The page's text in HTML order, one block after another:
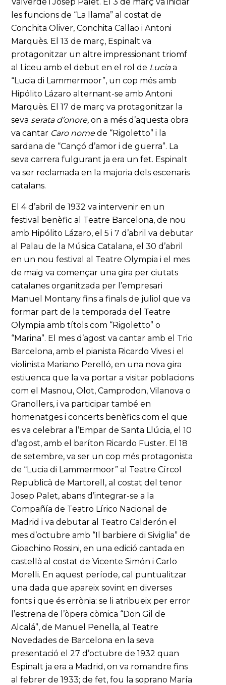
les funcions de “La llama” al costat de
Conchita Oliver, Conchita Callao i Antoni
Marquès. El 13 de març, Espinalt va
protagonitzar un altre impressionant triomf
al Liceu amb el debut en el rol de Luciaa
“Lucia di Lammermoor”, un cop més amb
Hipólito Lázaro alternant-se amb Antoni
Marquès. El 17 de març va protagonitzar la
seva serata d’onore, on a més d’aquesta obra
va cantar Caro nomede “Rigoletto” i la
sardana de “Cançó d’amor i de guerra”. La
seva carrera fulgurant ja era un fet. Espinalt
va ser reclamada en la majoria dels escenaris
catalans.
El 4 d’abril de 1932 va intervenir en un
festival benèfic al Teatre Barcelona, de nou
amb Hipólito Lázaro, el 5 i 7 d’abril va debutar
al Palau de la Música Catalana, el 30 d’abril
en un nou festival al Teatre Olympia i el mes
de maig va començar una gira per ciutats
catalanes organitzada per l’empresari
Manuel Montany fins a finals de juliol que va
formar part de la temporada del Teatre
Olympia amb títols com “Rigoletto” o
“Marina”. El mes d’agost va cantar amb el Trio
Barcelona, amb el pianista Ricardo Vives i el
violinista Mariano Perelló, en una nova gira
estiuenca que la va portar a visitar poblacions
com el Masnou, Olot, Camprodon, Vilanova o
Granollers, i va participar també en
homenatges i concerts benèfics com el que
es va celebrar a l’Empar de Santa Llúcia, el 10
d’agost, amb el baríton Ricardo Fuster. El 18
de setembre, va ser un cop més protagonista
de “Lucia di Lammermoor” al Teatre Círcol
Republicà de Martorell, al costat del tenor
Josep Palet, abans d’integrar-se a la
Compañía de Teatro Lírico Nacional de
Madrid i va debutar al Teatro Calderón el
mes d’octubre amb “Il barbiere di Siviglia” de
Gioachino Rossini, en una edició cantada en
castellà al costat de Vicente Simón i Carlo
Morelli. En aquest període, cal puntualitzar
una dada que apareix sovint en diverses
fonts i que és errònia: se li atribueix per error
l’estrena de l’òpera còmica “Don Gil de
Alcalá”, de Manuel Penella, al Teatre
Novedades de Barcelona en la seva
presentació el 27 d’octubre de 1932 quan
Espinalt ja era a Madrid, on va romandre fins
al febrer de 1933; de fet, fou la soprano María